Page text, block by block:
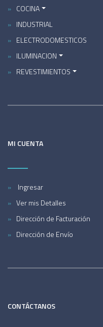
COCINA
INDUSTRIAL
ELECTRODOMESTICOS
ILUMINACION
REVESTIMIENTOS
MI CUENTA
Ingresar
Ver mis Detalles
Dirección de Facturación
Dirección de Envío
CONTÁCTANOS